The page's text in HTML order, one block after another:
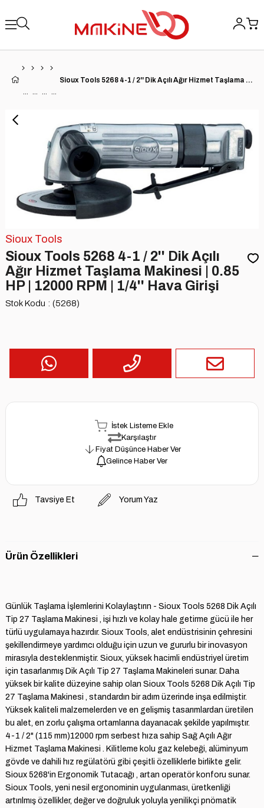
Sioux Tools 5268 4-1 / 2'' Dik Açılı Ağır Hizmet Taşlama Makinesi | 0.85 HP | 12000 RPM | 1/4'' Hava Girişi
Sioux Tools
Sioux Tools 5268 4-1 / 2'' Dik Açılı
Ağır Hizmet Taşlama Makinesi | 0.85
HP | 12000 RPM | 1/4'' Hava Girişi
Stok Kodu (5268)
İstek Listeme Ekle
Karşılaştır
Fiyat Düşünce Haber Ver
Gelince Haber Ver
Tavsiye Et Yorum Yaz
Ürün Özellikleri
Günlük Taşlama İşlemlerini Kolaylaştırın - Sioux Tools 5268 Dik Açılı
Tip 27 Taşlama Makinesi , işi hızlı ve kolay hale getirme gücü ile her
türlü uygulamaya hazırdır. Sioux Tools, alet endüstrisinin çehresini
şekillendirmeye yardımcı olduğu için uzun ve gururlu bir inovasyon
mirasıyla desteklenmiştir. Sioux, yüksek hacimli endüstriyel üretim
için tasarlanmış Dik Açılı Tip 27 Taşlama Makineleri sunar. Daha
yüksek bir kalite düzeyine sahip olan Sioux Tools 5268 Dik Açılı Tip
27 Taşlama Makinesi , standardın bir adım üzerinde inşa edilmiştir.
Yüksek kaliteli malzemelerden ve en gelişmiş tasarımlardan üretilen
bu alet, en zorlu çalışma ortamlarına dayanacak şekilde yapılmıştır.
4-1 / 2" (115 mm)12000 rpm serbest hıza sahip Sağ Açılı Ağır
Hizmet Taşlama Makinesi . Kilitleme kolu gaz kelebeği, alüminyum
gövde ve dahili hız regülatörü gibi çeşitli özelliklerle birlikte gelir.
Sioux 5268'in Ergonomik Tutacağı , artan operatör konforu sunar.
Sioux Tools, yeni nesil ergonominin uygulanması, üretkenliği
artırılmış özellikler, değer ve doğruluk yoluyla yenilikçi pnömatik